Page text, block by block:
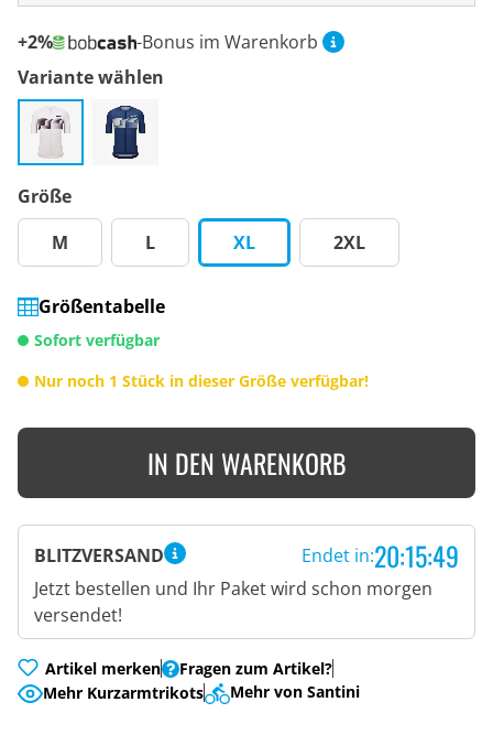
+2%
-Bonus im Warenkorb
Variante wählen
Größe
M
L XL 2XL
Größentabelle
Sofort verfügbar
Nur noch 1 Stück in dieser Größe verfügbar!
IN DEN WARENKORB
BLITZVERSAND
Jetzt bestellen und Ihr Paket wird schon morgen
versendet!
Endet in:20:15:48
Artikel merken
Fragen zum Artikel?
Mehr Kurzarmtrikots
Mehr von Santini